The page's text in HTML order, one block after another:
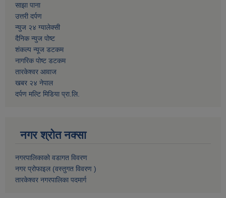
साझा पाना
उत्तरी दर्पण
न्युज २४ ग्यालेक्सी
दैनिक न्युज पोष्ट
शंकल्प न्यूज डटकम
नागरिक पोष्ट डटकम
तारकेश्वर आवाज
खबर २४ नेपाल
दर्पण मल्टि मिडिया प्रा.लि.
नगर श्रोत नक्सा
नगरपालिकाको वडागत विवरण
नगर प्रोफाइल (वस्तुगत विवरण )
तारकेश्वर नगरपालिका पदमार्ग